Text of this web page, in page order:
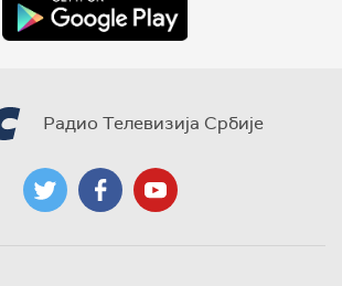
Радио Телевизија Србије